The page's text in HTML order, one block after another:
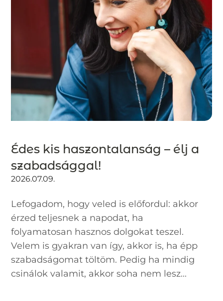
Édes kis haszontalanság – élj a
szabadsággal!
2026.07.09.
Lefogadom, hogy veled is előfordul: akkor
érzed teljesnek a napodat, ha
folyamatosan hasznos dolgokat teszel.
Velem is gyakran van így, akkor is, ha épp
szabadságomat töltöm. Pedig ha mindig
csinálok valamit, akkor soha nem lesz...